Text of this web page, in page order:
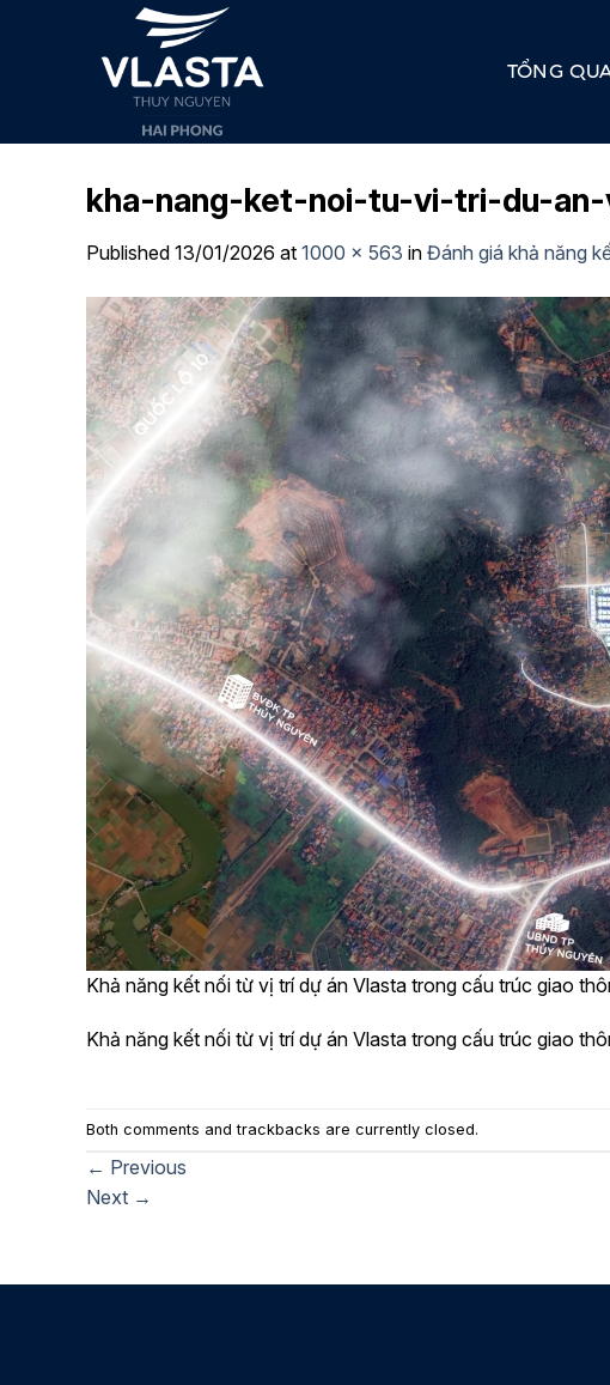
TỔNG
kha-nang-ket-noi-tu-vi-tri-du-
Published 13/01/2026 at 1000 × 563 in Đánh giá khả năng
Khả năng kết nối từ vị trí dự án Vlasta trong cấu trúc giao
Khả năng kết nối từ vị trí dự án Vlasta trong cấu trúc giao
Both comments and trackbacks are currently closed.
← Previous
Next →